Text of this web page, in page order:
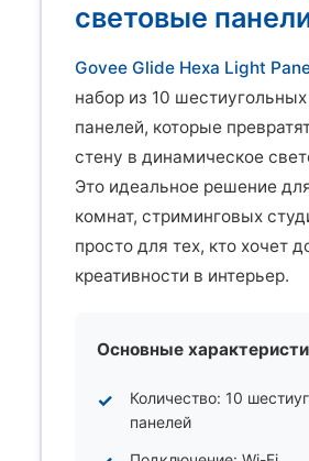
световые
Govee Glide Hexa Light
набор из 10
панелей, которые
стену в динамическое
Это идеальное решение
комнат, стриминговых
просто для тех, кто хочет
креативности в интерьер.
Основные
Количество: 10
панелей